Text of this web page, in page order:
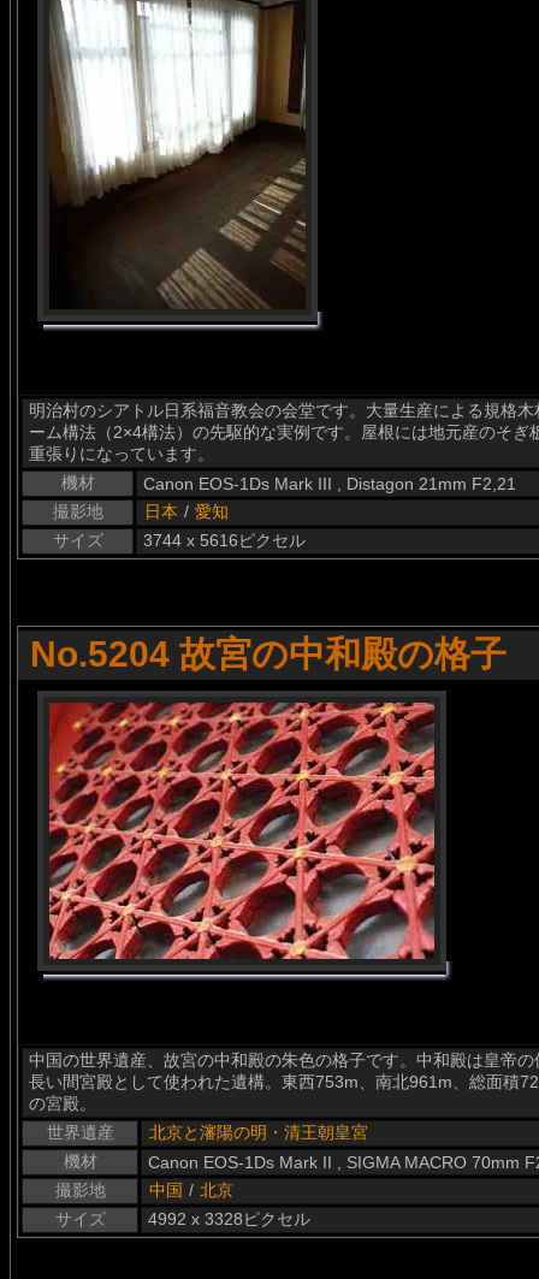
明治村のシアトル日系福音教会の会堂です。大量生産による規格
ーム構法（2×4構法）の先駆的な実例です。屋根には地元産のそ
重張りになっています。
機材
Canon EOS-1Ds Mark III , Distagon 21mm F2,21
撮影地
日本 / 愛知
サイズ
3744 x 5616ピクセル
No.5204 故宮の中和殿の格子
中国の世界遺産、故宮の中和殿の朱色の格子です。中和殿は皇帝
長い間宮殿として使われた遺構。東西753m、南北961m、総面積
の宮殿。
世界遺産
北京と瀋陽の明・清王朝皇宮
機材
Canon EOS-1Ds Mark II , SIGMA MACRO 70mm
撮影地
中国 / 北京
サイズ
4992 x 3328ピクセル